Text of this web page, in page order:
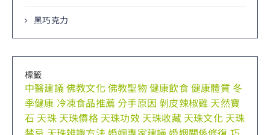
黑巧克力
標籤
中醫建議佛教文化佛教聖物健康飲食健康體質 冬
季健康 冷凍食品推薦 分手原因 剝皮辣椒雞 天然寶
石 天珠 天珠價格 天珠功效 天珠收藏 天珠文化 天珠